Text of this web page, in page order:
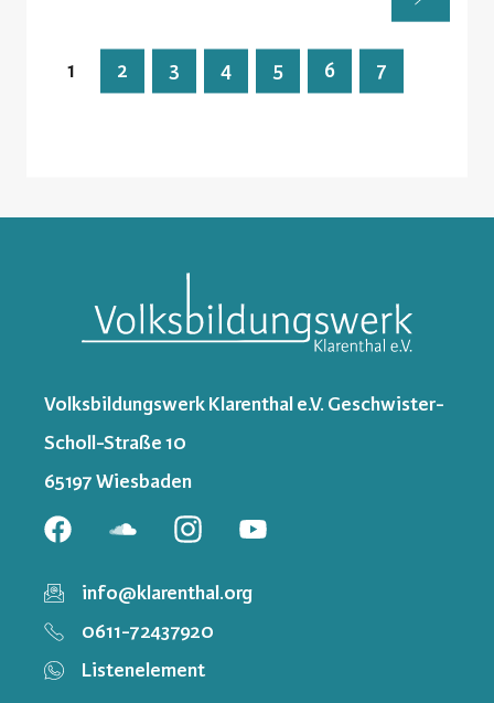
1 2 3 4 5 6 7
Volksbildungswerk Klarenthal e.V. Geschwister-
Scholl-Straße 10
65197 Wiesbaden
info@klarenthal.org
0611-72437920
Listenelement